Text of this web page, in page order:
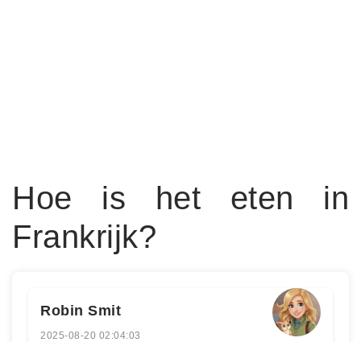
Hoe is het eten in
Frankrijk?
Robin Smit
2025-08-20 02:04:03